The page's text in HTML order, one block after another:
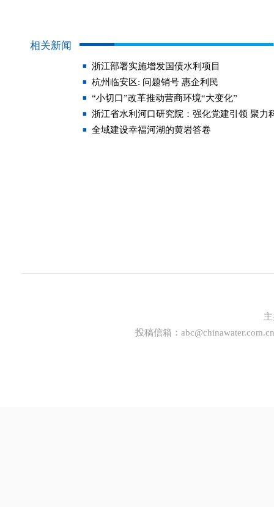
相关新闻
浙江部署实施增发国债水利项目
杭州临安区: 问题销号 惠企利民
“小切口”改革推动营商环境“大变化”
浙江省水利河口研究院：强化党建引领 聚力
全域建设幸福河湖的黄岩答卷
投稿信箱： abc@chinawater.com.cn